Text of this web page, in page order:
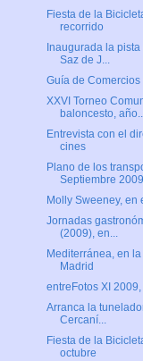
Fiesta de la
recorrido
Inaugurada la
Saz de J...
Guía de
XXVI Torneo
baloncesto,
Entrevista con el
cines
Plano de los
Septiembre 2009
Molly Sweeney, en
Jornadas
(2009), en...
Mediterránea, en
Madrid
entreFotos XI
Arranca la
Cercaní...
Fiesta de la
octubre